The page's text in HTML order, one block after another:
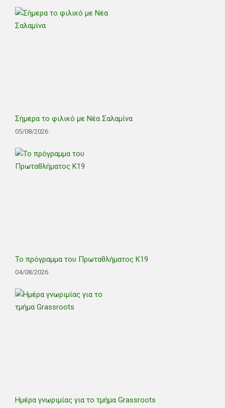
Σήμερα το φιλικό με Νέα Σαλαμίνα
05/08/2026
Το πρόγραμμα του Πρωταθλήματος Κ19
04/08/2026
Ημέρα γνωριμίας για το τμήμα Grassroots